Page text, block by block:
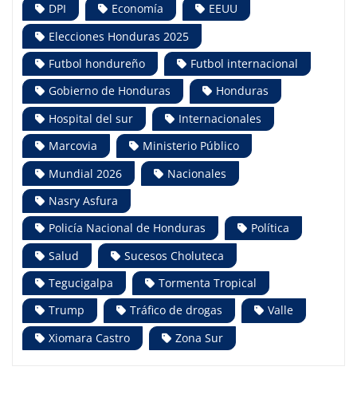
DPI
Economía
EEUU
Elecciones Honduras 2025
Futbol hondureño
Futbol internacional
Gobierno de Honduras
Honduras
Hospital del sur
Internacionales
Marcovia
Ministerio Público
Mundial 2026
Nacionales
Nasry Asfura
Policía Nacional de Honduras
Política
Salud
Sucesos Choluteca
Tegucigalpa
Tormenta Tropical
Trump
Tráfico de drogas
Valle
Xiomara Castro
Zona Sur